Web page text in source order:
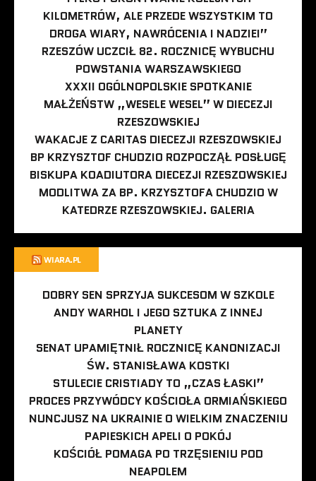
KILOMETRÓW, ALE PRZEDE WSZYSTKIM TO
DROGA WIARY, NAWRÓCENIA I NADZIEI”
RZESZÓW UCZCIŁ 82. ROCZNICĘ WYBUCHU
POWSTANIA WARSZAWSKIEGO
XXXII OGÓLNOPOLSKIE SPOTKANIE
MAŁŻEŃSTW „WESELE WESEL” W DIECEZJI
RZESZOWSKIEJ
WAKACJE Z CARITAS DIECEZJI RZESZOWSKIEJ
BP KRZYSZTOF CHUDZIO ROZPOCZĄŁ POSŁUGĘ
BISKUPA KOADIUTORA DIECEZJI RZESZOWSKIEJ
MODLITWA ZA BP. KRZYSZTOFA CHUDZIO W
KATEDRZE RZESZOWSKIEJ. GALERIA
WIARA.PL
DOBRY SEN SPRZYJA SUKCESOM W SZKOLE
ANDY WARHOL I JEGO SZTUKA Z INNEJ
PLANETY
SENAT UPAMIĘTNIŁ ROCZNICĘ KANONIZACJI
ŚW. STANISŁAWA KOSTKI
STULECIE CRISTIADY TO „CZAS ŁASKI”
PROCES PRZYWÓDCY KOŚCIOŁA ORMIAŃSKIEGO
NUNCJUSZ NA UKRAINIE O WIELKIM ZNACZENIU
PAPIESKICH APELI O POKÓJ
KOŚCIÓŁ POMAGA PO TRZĘSIENIU POD
NEAPOLEM